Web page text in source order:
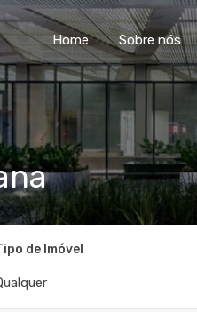
Home Sobre nós
de Imóvel